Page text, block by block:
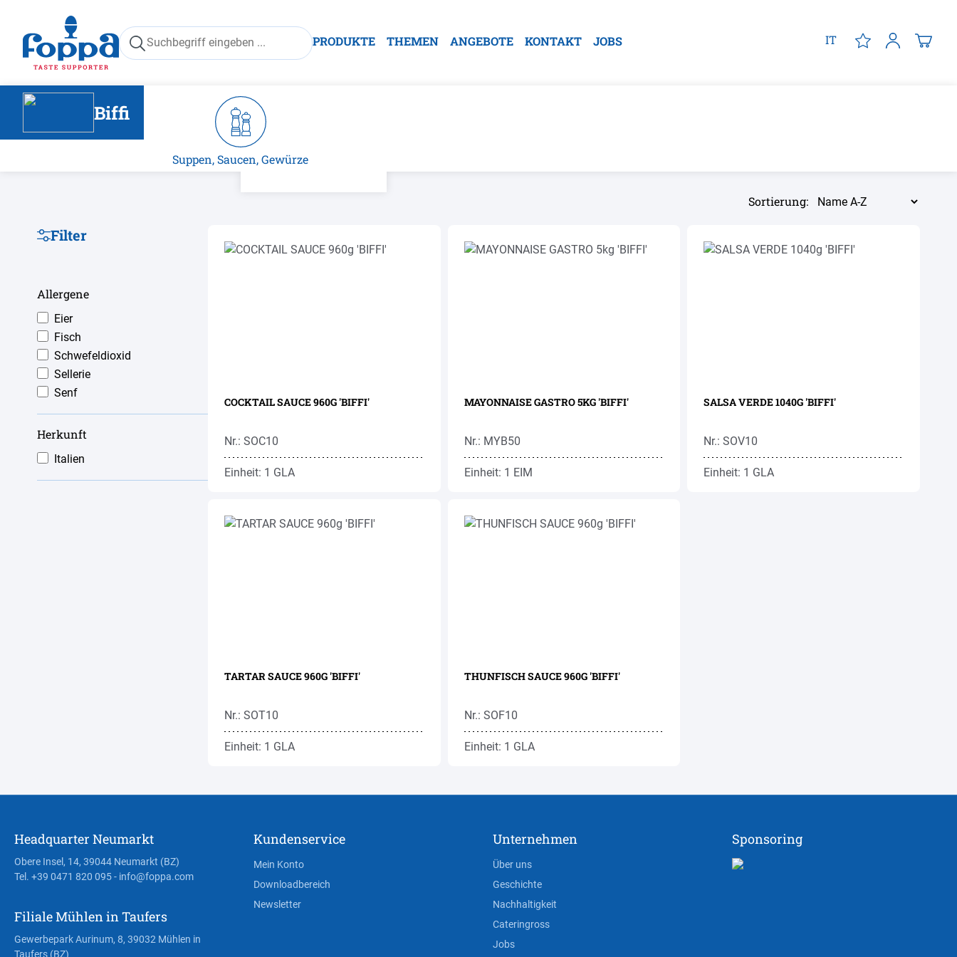
Zur Hauptnavigation springen
PRODUKTE THEMEN ANGEBOTE KONTAKT JOBS IT
Biffi
Suppen, Saucen, Gewürze
Filter
Allergene
Eier
Fisch
Schwefeldioxid
Sellerie
Senf
Herkunft
Italien
Sortierung:
COCKTAIL SAUCE 960G 'BIFFI'
Nr.: SOC10
Einheit: 1 GLA
MAYONNAISE GASTRO 5KG 'BIFFI'
Nr.: MYB50
Einheit: 1 EIM
SALSA VERDE 1040G 'BIFFI'
Nr.: SOV10
Einheit: 1 GLA
TARTAR SAUCE 960G 'BIFFI'
Nr.: SOT10
Einheit: 1 GLA
THUNFISCH SAUCE 960G 'BIFFI'
Nr.: SOF10
Einheit: 1 GLA
Headquarter Neumarkt
Obere Insel, 14, 39044 Neumarkt (BZ)
Tel. +39 0471 820 095- info@foppa.com
Filiale Mühlen in Taufers
Gewerbepark Aurinum, 8, 39032 Mühlen in
Taufers (BZ)
Kundenservice
Mein Konto
Downloadbereich
Newsletter
Unternehmen
Über uns
Geschichte
Nachhaltigkeit
Cateringross
Jobs
Sponsoring